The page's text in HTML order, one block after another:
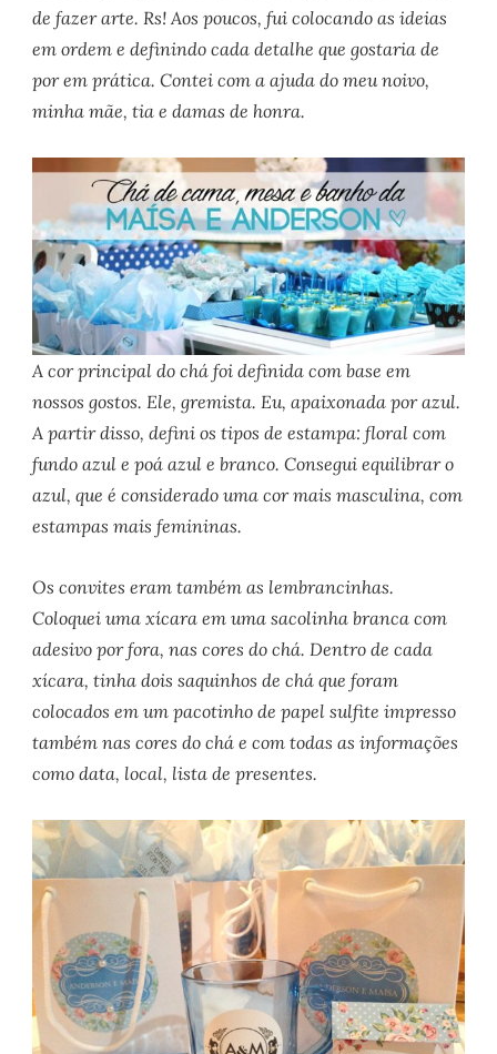
de fazer arte. Rs! Aos poucos, fui colocando as ideias
em ordem e definindo cada detalhe que gostaria de
por em prática. Contei com a ajuda do meu noivo,
minha mãe, tia e damas de honra.
A cor principal do chá foi definida com base em
nossos gostos. Ele, gremista. Eu, apaixonada por azul.
A partir disso, defini os tipos de estampa: floral com
fundo azul e poá azul e branco. Consegui equilibrar o
azul, que é considerado uma cor mais masculina, com
estampas mais femininas.
Os convites eram também as lembrancinhas.
Coloquei uma xícara em uma sacolinha branca com
adesivo por fora, nas cores do chá. Dentro de cada
xícara, tinha dois saquinhos de chá que foram
colocados em um pacotinho de papel sulfite impresso
também nas cores do chá e com todas as informações
como data, local, lista de presentes.